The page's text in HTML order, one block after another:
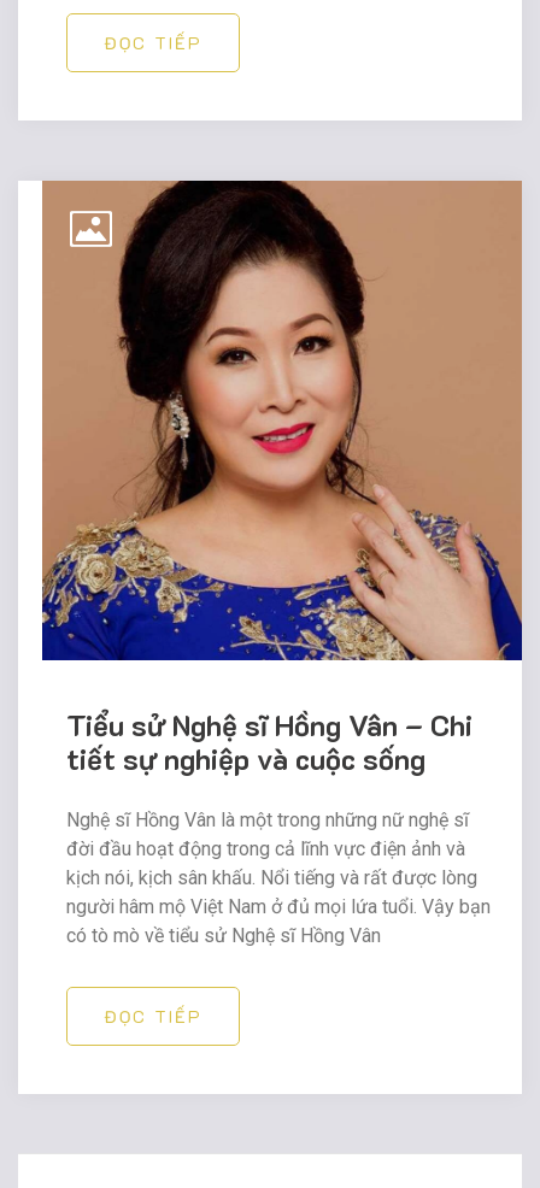
ĐỌC TIẾP
Tiểu sử Nghệ sĩ Hồng Vân – Chi
tiết sự nghiệp và cuộc sống
Nghệ sĩ Hồng Vân là một trong những nữ nghệ sĩ
đời đầu hoạt động trong cả lĩnh vực điện ảnh và
kịch nói, kịch sân khấu. Nổi tiếng và rất được lòng
người hâm mộ Việt Nam ở đủ mọi lứa tuổi. Vậy bạn
có tò mò về tiểu sử Nghệ sĩ Hồng Vân
ĐỌC TIẾP